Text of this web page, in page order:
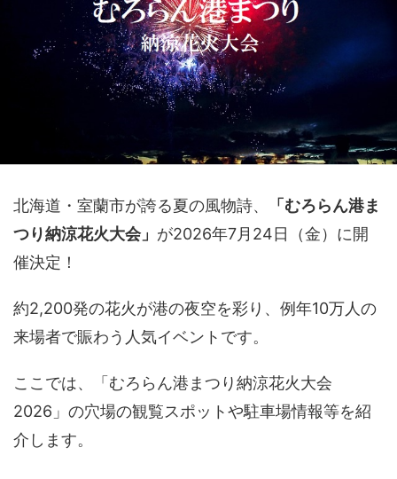
北海道・室蘭市が誇る夏の風物詩、
「むろらん港ま
つり納涼花火大会」 が2026年7月24日（金）に開
催決定！
約2,200発の花火が港の夜空を彩り、例年10万人の
来場者で賑わう人気イベントです。
ここでは、「むろらん港まつり納涼花火大会
2026」の穴場の観覧スポットや駐車場情報等を紹
介します。